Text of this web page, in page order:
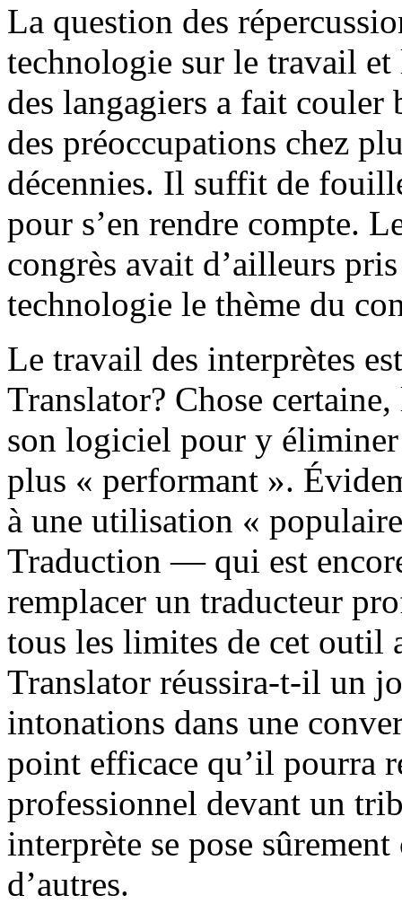
La question des
technologie sur le travail et
des langagiers a fait couler
des préoccupations chez
décennies. Il suffit de
pour s’en rendre compte.
congrès avait d’ailleurs
technologie le thème du
Le travail des interprètes
Translator? Chose
son logiciel pour y éliminer
plus « performant ».
à une utilisation «
Traduction — qui est
remplacer un traducteur
tous les limites de cet outil
Translator réussira-t-il un
intonations dans une
point efficace qu’il pourra
professionnel devant un
interprète se pose
d’autres.